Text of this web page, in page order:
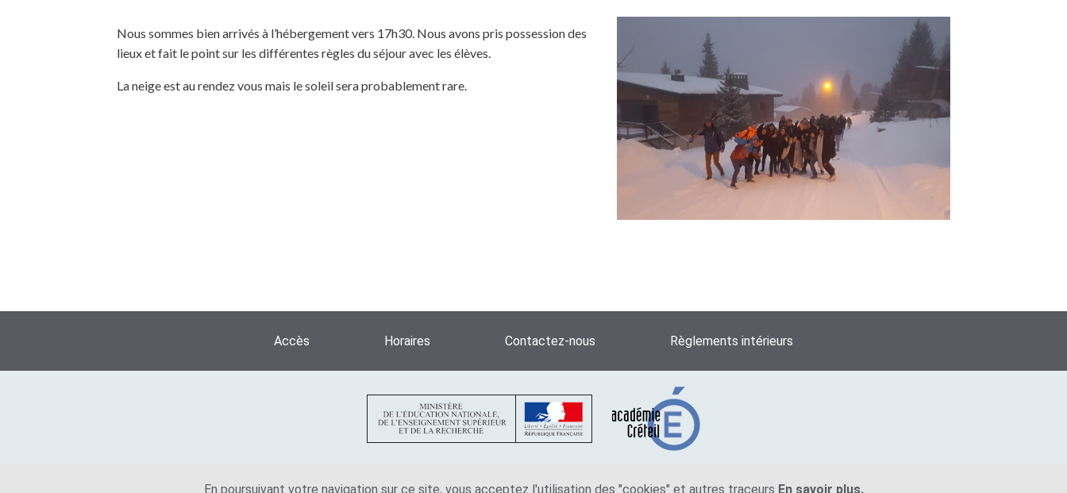
En poursuivant votre navigation sur ce site, vous acceptez l'utilisation des "cookies" et autres traceurs En savoir plus.
Nous sommes bien arrivés à l’hébergement vers 17h30. Nous avons pris possession des
lieux et fait le point sur les différentes règles du séjour avec les élèves.
La neige est au rendez vous mais le soleil sera probablement rare.
Accès Horaires Contactez-nous Règlements intérieurs